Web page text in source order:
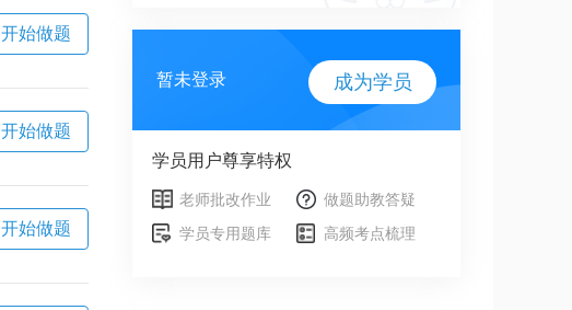
开始做题
开始做题
开始做题
暂未登录 成为学员
学员用户尊享特权
老师批改作业
做题助教答疑
学员专用题库
高频考点梳理